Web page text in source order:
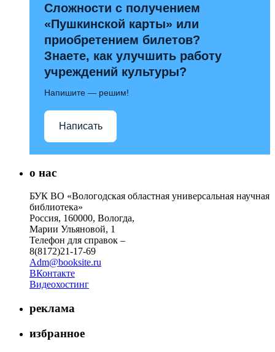
Сложности с получением
«Пушкинской карты» или
приобретением билетов?
Знаете, как улучшить работу
учреждений культуры?
Напишите — решим!
Написать
о нас
БУК ВО «Вологодская областная универсальная научная
библиотека»
Россия, 160000, Вологда,
Марии Ульяновой, 1
Телефон для справок –
8(8172)21-17-69
Adm@booksite.ru
ВКонтакте
Видеохостинг
реклама
избранное